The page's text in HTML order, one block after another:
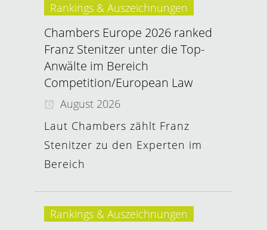
Rankings & Auszeichnungen
Chambers Europe 2026 ranked
Franz Stenitzer unter die Top-
Anwälte im Bereich
Competition/European Law
August 2026
Laut Chambers zählt Franz
Stenitzer zu den Experten im
Bereich
Rankings & Auszeichnungen